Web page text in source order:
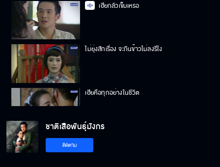
เฮียกลัวเข็มเหรอ
ไม่ยุ่งสักเรื่อง จะกินข้าวไม่ลงรึไง
เฮียคือทุกอย่างในชีวิต
ไม่คลุมถุงชน...เพราะคนก็มีหัวใจ
ชาติเสือพันธุ์มังกร
ติดตาม